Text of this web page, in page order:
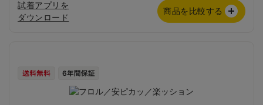
試着アプリを
ダウンロード
商品を比較する